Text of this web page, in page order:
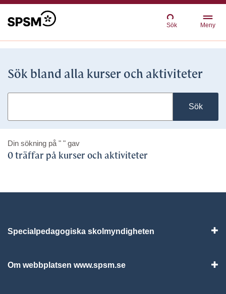
Sök Meny
Sök bland alla kurser och aktiviteter
Sök
Din sökning på " " gav
0 träffar på kurser och aktiviteter
Specialpedagogiska skolmyndigheten
Om webbplatsen www.spsm.se